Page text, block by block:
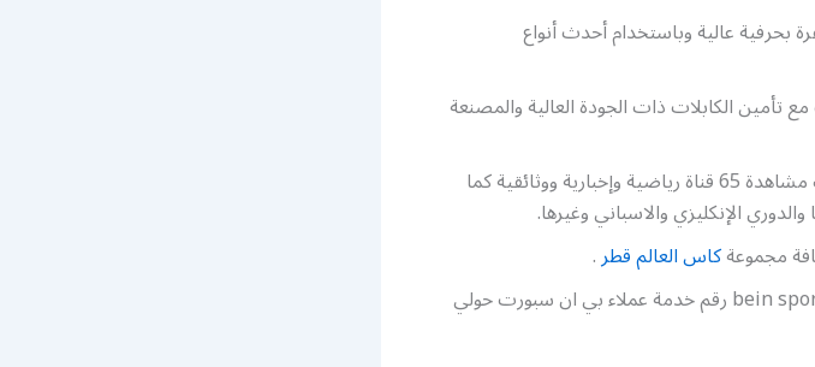
عالية وباستخدام أحدث أنواع
الكابلات ذات الجودة العالية والمصنعة
تأمين الاشتراك بالباقة الرياضية التي تؤمن لك مشاهدة 65 قناة رياضية وإخبارية ووثائقية كما
الإنكليزي والاسباني وغيرها.
مجموعةكاس العالم قطر.
رقم بي ان سبورت حولي الكويت أرقام تلفون bein sport رقم خدمة عملاء بي ان سبورت حولي